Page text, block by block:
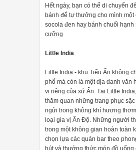
Hết ngày, bạn có thể di chuyển
bánh để tự thưởng cho mình một
socola đen hay bánh chuối hạnh
cưỡng
Little India
Little India - khu Tiểu Ấn không
phố mà còn là một dịa danh văn
vị riêng của xứ Ấn. Tại Little
thăm quan những trang phục
ngửi trong không khí hương
loại gia vị Ấn Độ. Những người
trong một không gian hoàn toàn
chọn lựa các quán bar theo
hút và thưởng thức món đồ uống